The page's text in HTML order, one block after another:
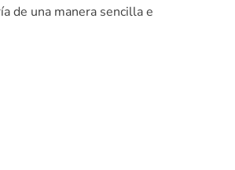
de una manera sencilla e